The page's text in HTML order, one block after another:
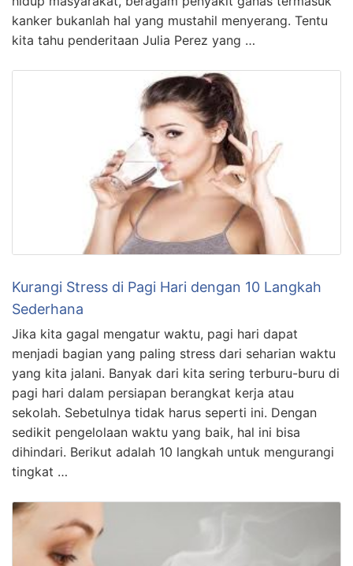
kanker bukanlah hal yang mustahil menyerang. Tentu
kita tahu penderitaan Julia Perez yang …
Kurangi Stress di Pagi Hari dengan 10 Langkah
Sederhana
Jika kita gagal mengatur waktu, pagi hari dapat
menjadi bagian yang paling stress dari seharian waktu
yang kita jalani. Banyak dari kita sering terburu-buru di
pagi hari dalam persiapan berangkat kerja atau
sekolah. Sebetulnya tidak harus seperti ini. Dengan
sedikit pengelolaan waktu yang baik, hal ini bisa
dihindari. Berikut adalah 10 langkah untuk mengurangi
tingkat …